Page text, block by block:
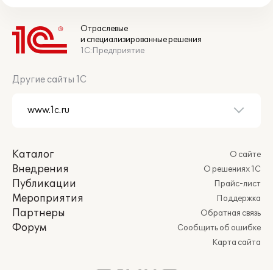
Отраслевые
и специализированные решения
1С:Предприятие
Другие сайты 1С
Каталог
Внедрения
Публикации
Мероприятия
Партнеры
Форум
О сайте
О решениях 1С
Прайс-лист
Поддержка
Обратная связь
Сообщить об ошибке
Карта сайта